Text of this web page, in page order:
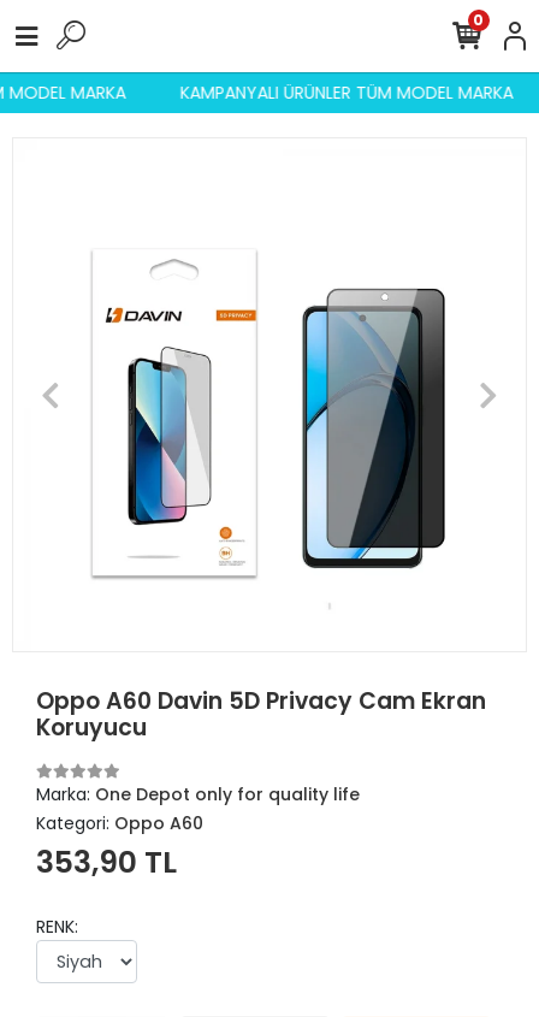
MODEL MARKA KAMPANYALI ÜRÜNLER TÜM MODEL MARKA
0
Oppo A60 Davin 5D Privacy Cam Ekran
Koruyucu
Marka: One Depot only for quality life
Kategori: Oppo A60
353,90 TL
RENK: